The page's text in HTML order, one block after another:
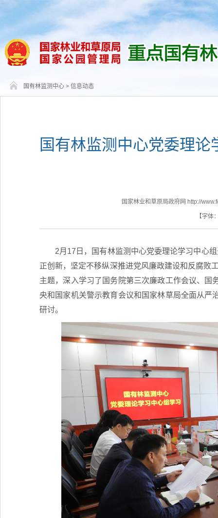
国有林监测中心 > 信息动态
国有林监测中心党委理
国家林业和草原局政府网 http://
【字体
2月17日，国有林监测中心党委理论学习中心
正创新，坚定不移纵深推进党风廉政建设和反腐败
主题，深入学习了国务院第三次廉政工作会议、
央和国家机关警示教育会议和国家林草局全面从严
研讨。